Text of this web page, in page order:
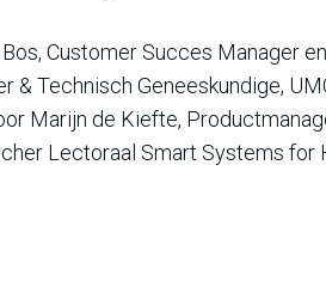
Customer Succes Manager
& Technisch Geneeskundige,
Marijn de Kiefte,
Lectoraal Smart Systems for